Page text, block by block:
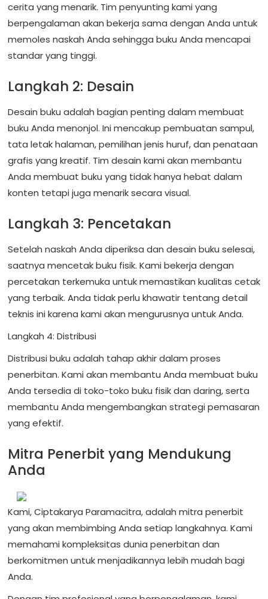
cerita yang menarik. Tim penyunting kami yang
berpengalaman akan bekerja sama dengan Anda untuk
memoles naskah Anda sehingga buku Anda mencapai
standar yang tinggi.
Langkah 2: Desain
Desain buku adalah bagian penting dalam membuat
buku Anda menonjol. Ini mencakup pembuatan sampul,
tata letak halaman, pemilihan jenis huruf, dan penataan
grafis yang kreatif. Tim desain kami akan membantu
Anda membuat buku yang tidak hanya hebat dalam
konten tetapi juga menarik secara visual.
Langkah 3: Pencetakan
Setelah naskah Anda diperiksa dan desain buku selesai,
saatnya mencetak buku fisik. Kami bekerja dengan
percetakan terkemuka untuk memastikan kualitas cetak
yang terbaik. Anda tidak perlu khawatir tentang detail
teknis ini karena kami akan mengurusnya untuk Anda.
Langkah 4: Distribusi
Distribusi buku adalah tahap akhir dalam proses
penerbitan. Kami akan membantu Anda membuat buku
Anda tersedia di toko-toko buku fisik dan daring, serta
membantu Anda mengembangkan strategi pemasaran
yang efektif.
Mitra Penerbit yang Mendukung
Anda
Kami, Ciptakarya Paramacitra, adalah mitra penerbit
yang akan membimbing Anda setiap langkahnya. Kami
memahami kompleksitas dunia penerbitan dan
berkomitmen untuk menjadikannya lebih mudah bagi
Anda.